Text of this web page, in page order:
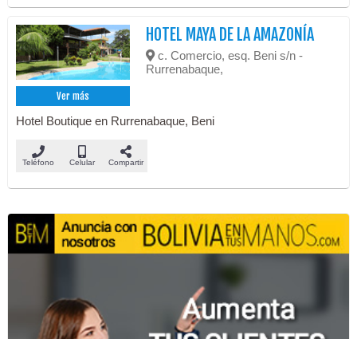
Ver más
HOTEL MAYA DE LA AMAZONÍA
c. Comercio, esq. Beni s/n -
Rurrenabaque,
Hotel Boutique en Rurrenabaque, Beni
Teléfono Celular Compartir